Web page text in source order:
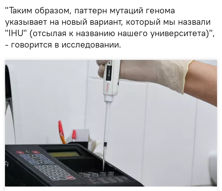
"Таким образом, паттерн мутаций генома
указывает на новый вариант, который мы назвали
"IHU" (отсылая к названию нашего университета)",
- говорится в исследовании.